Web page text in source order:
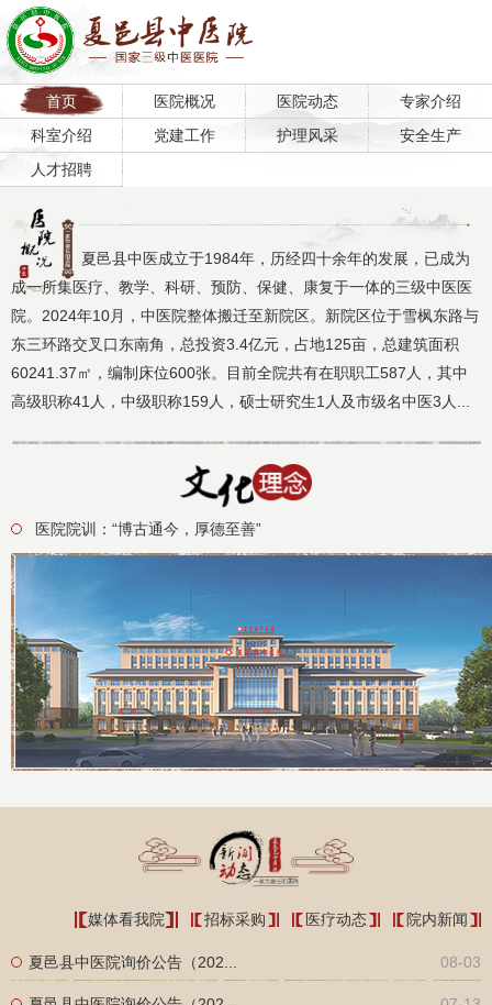
首页 医院概况 医院动态
专家介绍
科室介绍
党建工作 护理风采
安全生产
人才招聘
夏邑县中医成立于1984年，历经四十余年的发展，已成为
成一所集医疗、教学、科研、预防、保健、康复于一体的三级中医医
院。2024年10月，中医院整体搬迁至新院区。新院区位于雪枫东路与
东三环路交叉口东南角，总投资3.4亿元，占地125亩，总建筑面积
60241.37㎡，编制床位600张。目前全院共有在职职工587人，其中
高级职称41人，中级职称159人，硕士研究生1人及市级名中医3人...
医院院训：“博古通今，厚德至善”
院内新闻
医疗动态
招标采购
媒体看我院
夏邑县中医院询价公告（202... 08-03